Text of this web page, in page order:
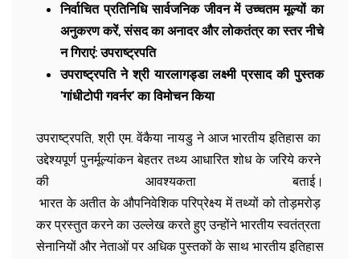
निर्वाचित प्रतिनिधि सार्वजनिक जीवन में उच्चतम मूल्यों का
अनुकरण करें, संसद का अनादर और लोकतंत्र का स्तर नीचे
न गिराएं: उपराष्ट्रपति
उपराष्ट्रपति ने श्री यारलागड्डा लक्ष्मी प्रसाद की पुस्तक
’गांधीटोपी गवर्नर’ का विमोचन किया
उपराष्ट्रपति, श्री एम. वेंकैया नायडु ने आज भारतीय इतिहास का
उद्देश्यपूर्ण पुनर्मूल्यांकन बेहतर तथ्य आधारित शोध के जरिये करने
की आवश्यकता बताई।
भारत के अतीत के औपनिवेशिक परिप्रेक्ष्य में तथ्यों को तोड़मरोड़
कर प्रस्तुत करने का उल्लेख करते हुए उन्होंने भारतीय स्वतंत्रता
सेनानियों और नेताओं पर अधिक पुस्तकों के साथ भारतीय इतिहास